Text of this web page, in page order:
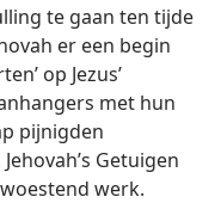
te gaan ten tijde
er een begin
op Jezus’
met hun
pijnigden
Jehovah’s Getuigen
werk.